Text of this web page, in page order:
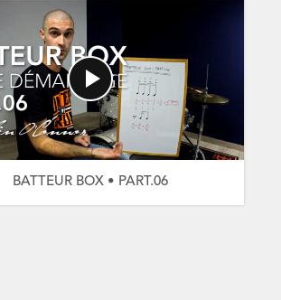
BATTEUR BOX • PART.06